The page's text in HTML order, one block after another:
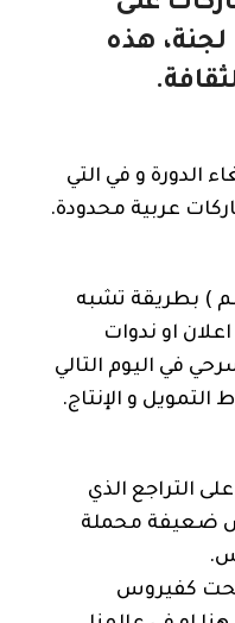
هذه
الدورة و في التي
عربية محدودة.
) بطريقة تشبه
او ندوات
في اليوم التالي
و الإنتاج.
التراجع الذي
ضعيفة محملة
كفيروس